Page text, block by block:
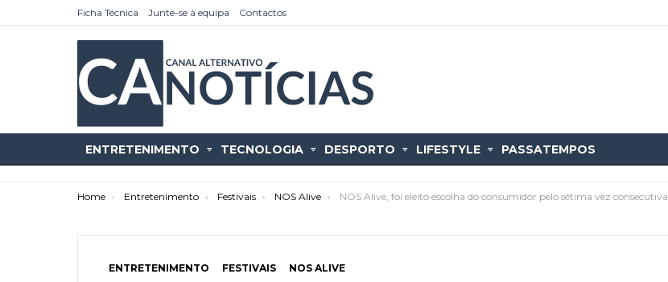
Ficha Técnica Junte-se à equipa Contactos
ENTRETENIMENTO TECNOLOGIA DESPORTO LIFESTYLE PASSATEMPOS
You are here:
Home Entretenimento Festivais NOS Alive NOS Alive, foi eleito escolha do consumidor pelo sétima vez consecutiva
ENTRETENIMENTO FESTIVAIS NOS ALIVE